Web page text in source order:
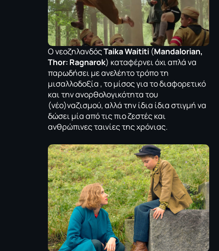
Ο νεοζηλανδόςTaika Waititi (Mandalorian,
Thor: Ragnarok) καταφέρνει όχι απλά να
παρωδήσει με ανελέητο τρόπο τη
μισαλλοδοξία , το μίσος για το διαφορετικό
και την ανορθολογικότητα του
(νέο)ναζισμού, αλλά την ίδια ίδια στιγμή να
δώσει μία από τις πιο ζεστές και
ανθρώπινες ταινίες της χρόνιας.